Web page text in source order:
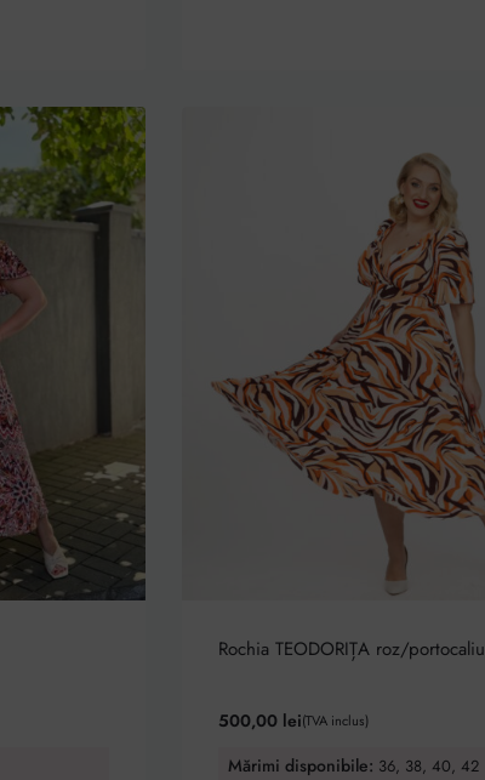
Rochia TEODORIȚA roz/portocaliu
500,00 lei(TVA inclus)
Mărimi disponibile: 36, 38, 40, 42